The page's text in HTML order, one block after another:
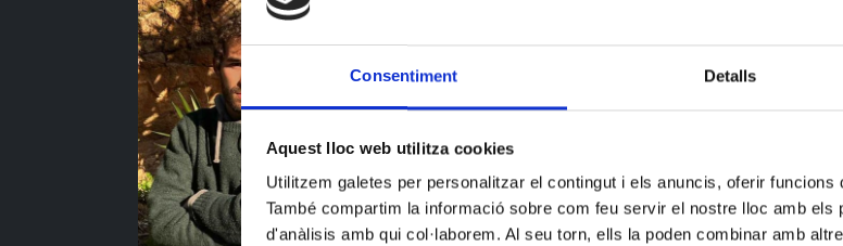
Consentiment Detalls
Aquest lloc web utilitza cookies
Utilitzem galetes per personalitzar el contingut i els anuncis, oferir
També compartim la informació sobre com feu servir el nostre lloc amb
d'anàlisis amb qui col·laborem. Al seu torn, ells la poden combinar amb
MicroFest.
tarda diferent entre micros i música.
Entrada gratuïta, cervesa fresca i bona